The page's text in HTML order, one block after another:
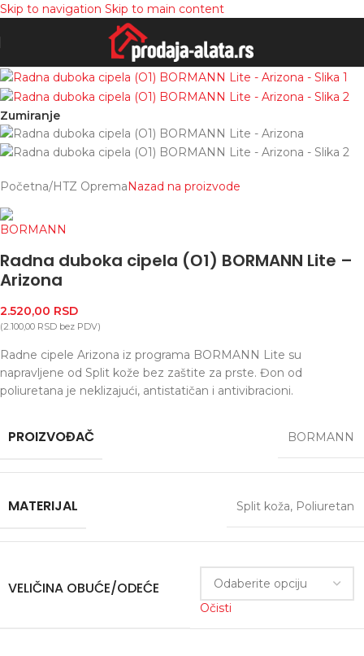
Skip to navigation Skip to main content
Zumiranje
Početna/HTZ Oprema Nazad na proizvode
Radna duboka cipela (О1) BORMANN Lite –
Arizona
2.520,00 RSD
(2.100,00 RSD bez PDV)
Radne cipele Arizona iz programa BORMANN Lite su
napravljene od Split kože bez zaštite za prste. Đon od
poliuretana je neklizajući, antistatičan i antivibracioni.
PROIZVOĐAČ BORMANN
MATERIJAL Split koža, Poliuretan
VELIČINA OBUĆE/ODEĆE
Očisti